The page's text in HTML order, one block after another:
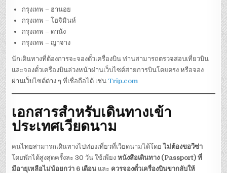
กรุงเทพ – ฮานอย
กรุงเทพ – โฮจิมินห์
กรุงเทพ – ดานัง
กรุงเทพ – ญาจาง
นักเดินทางที่ต้องการจะจองตั๋วเครื่องบิน ท่านสามารถตรวจสอบเที่ยวบิน
และจองตั๋วเครื่องบินล่วงหน้าผ่านเว็บไซต์สายการบินโดยตรง หรือจอง
ผ่านเว็บไซต์ต่าง ๆ ที่เชื่อถือได้ เช่น Trip.com
เอกสารสำหรับเดินทางเข้า
ประเทศเวียดนาม
คนไทยสามารถเดินทางไปท่องเที่ยวที่เวียดนามได้โดยไม่ต้องขอวีซ่า
โดยพักได้สูงสุดครั้งละ 30 วัน ใช้เพียงหนังสือเดินทาง (Passport) ที่
มีอายุเหลือไม่น้อยกว่า 6 เดือน และ ควรจองตั๋วเครื่องบินขากลับให้